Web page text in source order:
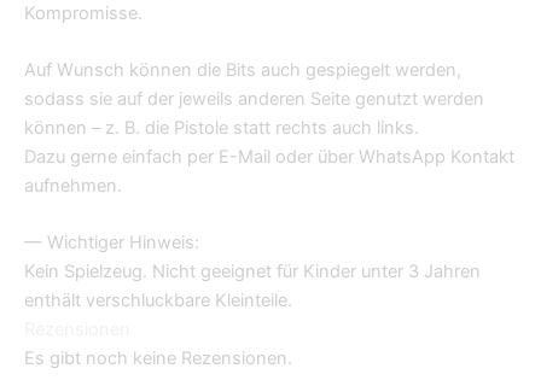
Kompromisse.
Auf Wunsch können die Bits auch gespiegelt werden,
sodass sie auf der jeweils anderen Seite genutzt werden
können – z. B. die Pistole statt rechts auch links.
Dazu gerne einfach per E-Mail oder über WhatsApp Kontakt
aufnehmen.
— Wichtiger Hinweis:
Kein Spielzeug. Nicht geeignet für Kinder unter 3 Jahren
enthält verschluckbare Kleinteile.
Es gibt noch keine Rezensionen.